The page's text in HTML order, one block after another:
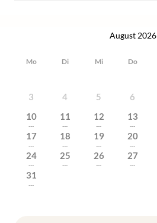
August 2026
Mo Di Mi Do
3
4 5 6
10
---
11
---
12
---
13
---
17
---
18
---
19
---
20
---
24
---
25
---
26
---
27
---
31
---